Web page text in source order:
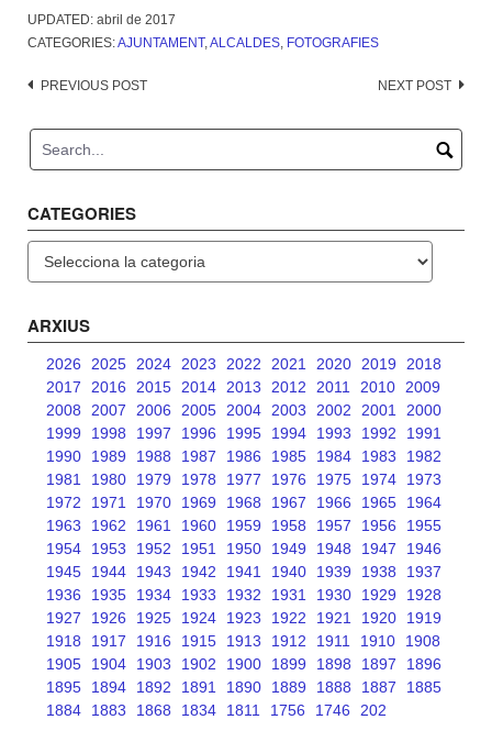
UPDATED: abril de 2017
CATEGORIES:AJUNTAMENT,ALCALDES, FOTOGRAFIES
Post
PREVIOUS POST NEXT POST
CATEGORIES
ARXIUS
2026 2025 2024 2023 2022 2021 2020 2019
2018
2017
2016 2015 2014 2013 2012 2011 2010
2009
2008
2007 2006 2005 2004 2003 2002 2001
2000
1999
1998 1997 1996 1995 1994 1993 1992
1991
1990
1989 1988 1987 1986 1985 1984 1983
1982
1981
1980 1979 1978 1977 1976 1975 1974
1973
1972
1971 1970 1969 1968 1967 1966 1965
1964
1963
1962 1961 1960 1959 1958 1957 1956
1955
1954
1953 1952 1951 1950 1949 1948 1947
1946
1945
1944 1943 1942 1941 1940 1939 1938
1937
1936
1935 1934 1933 1932 1931 1930 1929
1928
1927
1926 1925 1924 1923 1922 1921 1920
1919
1918
1917 1916 1915 1913 1912 1911 1910
1908
1905
1904 1903 1902 1900 1899 1898 1897
1896
1895
1894 1892 1891 1890 1889 1888 1887
1885
1884
1883 1868 1834 1811 1756 1746 202